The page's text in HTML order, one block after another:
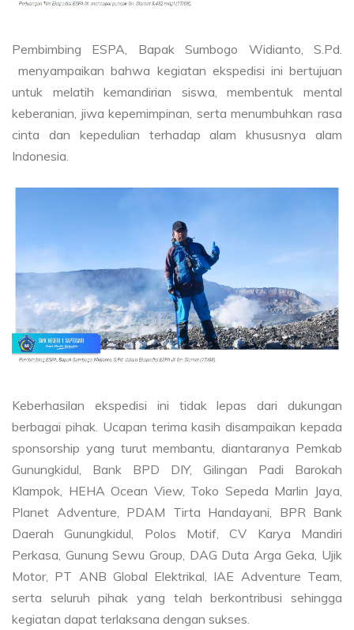
Pembimbing ESPA, Bapak Sumbogo Widianto, S.Pd.
menyampaikan bahwa kegiatan ekspedisi ini bertujuan
untuk melatih kemandirian siswa, membentuk mental
keberanian, jiwa kepemimpinan, serta menumbuhkan rasa
cinta dan kepedulian terhadap alam khususnya alam
Indonesia.
Keberhasilan ekspedisi ini tidak lepas dari dukungan
berbagai pihak. Ucapan terima kasih disampaikan kepada
sponsorship yang turut membantu, diantaranya Pemkab
Gunungkidul, Bank BPD DIY, Gilingan Padi Barokah
Klampok, HEHA Ocean View, Toko Sepeda Marlin Jaya,
Planet Adventure, PDAM Tirta Handayani, BPR Bank
Daerah Gunungkidul, Polos Motif, CV Karya Mandiri
Perkasa, Gunung Sewu Group, DAG Duta Arga Geka, Ujik
Motor, PT ANB Global Elektrikal, IAE Adventure Team,
serta seluruh pihak yang telah berkontribusi sehingga
kegiatan dapat terlaksana dengan sukses.